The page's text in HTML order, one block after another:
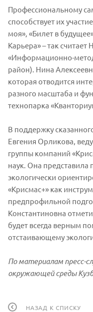
Профессиональному
способствует их
моя», «Билет в
Карьера» – так
«Информационно-
район). Нина
которая отводится
разного масштаба и
технопарка
В поддержку
Евгения Орликова,
группы компаний
наук. Она
экологически
«Крисмас+» как
предпрофильной
Константиновна
будет всегда верным
отстаивающему
По материалам пресс-
окружающей среды
НАЗАД К СПИСКУ